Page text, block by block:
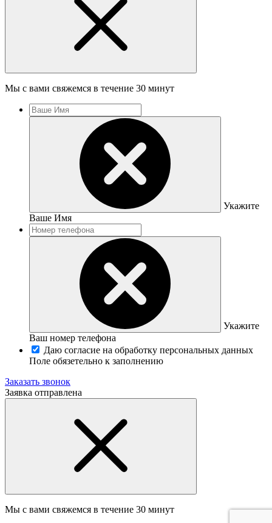
Мы с вами свяжемся в течение 30 минут
Укажите
Ваше Имя
Укажите
Ваш номер телефона
Даю согласие на обработку персональных данных
Поле обязетельно к заполнению
Заказать звонок
Заявка отправлена
Мы с вами свяжемся в течение 30 минут